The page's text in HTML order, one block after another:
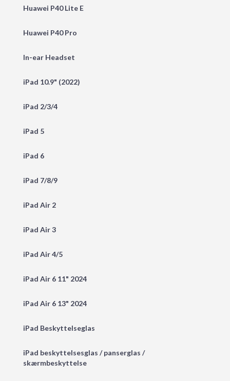
Huawei P40 Lite E
Huawei P40 Pro
In-ear Headset
iPad 10.9" (2022)
iPad 2/3/4
iPad 5
iPad 6
iPad 7/8/9
iPad Air 2
iPad Air 3
iPad Air 4/5
iPad Air 6 11" 2024
iPad Air 6 13" 2024
iPad Beskyttelseglas
iPad beskyttelsesglas / panserglas /
skærmbeskyttelse